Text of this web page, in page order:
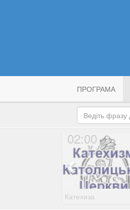
ПРОГРАМА
02:00
Катехиза